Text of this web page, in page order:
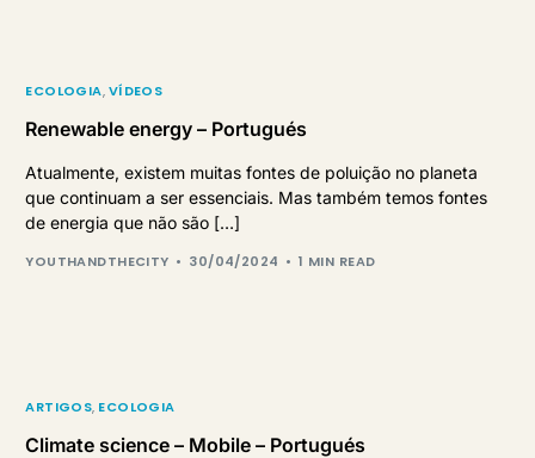
ECOLOGIA,VÍDEOS
Renewable energy – Portugués
Atualmente, existem muitas fontes de poluição no planeta
que continuam a ser essenciais. Mas também temos fontes
de energia que não são […]
YOUTHANDTHECITY 30/04/2024 1 MIN READ
ARTIGOS, ECOLOGIA
Climate science – Mobile – Portugués